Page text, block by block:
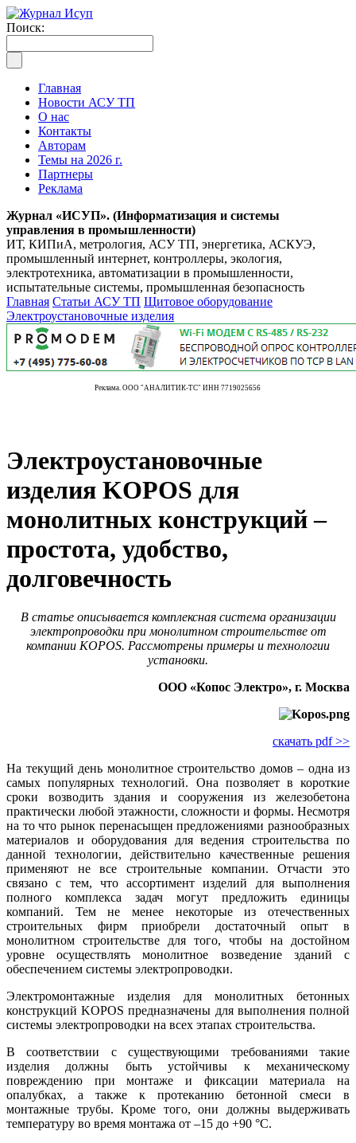
Поиск:
Главная
Новости АСУ ТП
О нас
Контакты
Авторам
Темы на 2026 г.
Партнеры
Реклама
Журнал «ИСУП». (Информатизация и системы
управления в промышленности)
ИТ, КИПиА, метрология, АСУ ТП, энергетика, АСКУЭ,
промышленный интернет, контроллеры, экология,
электротехника, автоматизации в промышленности,
испытательные системы, промышленная безопасность
Главная Статьи АСУ ТП Щитовое оборудование
Электроустановочные изделия
Реклама. ООО "АНАЛИТИК-ТС" ИНН 7719025656
Электроустановочные
изделия KOPOS для
монолитных конструкций –
простота, удобство,
долговечность
В статье описывается комплексная система организации
электропроводки при монолитном строительстве от
компании KOPOS. Рассмотрены примеры и технологии
установки.
ООО «Копос Электро», г. Москва
скачать pdf >>
На текущий день монолитное строительство домов – одна из
самых популярных технологий. Она позволяет в короткие
сроки возводить здания и сооружения из железобетона
практически любой этажности, сложности и формы. Несмотря
на то что рынок перенасыщен предложениями разнообразных
материалов и оборудования для ведения строительства по
данной технологии, действительно качественные решения
применяют не все строительные компании. Отчасти это
связано с тем, что ассортимент изделий для выполнения
полного комплекса задач могут предложить единицы
компаний. Тем не менее некоторые из отечественных
строительных фирм приобрели достаточный опыт в
монолитном строительстве для того, чтобы на достойном
уровне осуществлять монолитное возведение зданий с
обеспечением системы электропроводки.
Электромонтажные изделия для монолитных бетонных
конструкций KOPOS предназначены для выполнения полной
системы электропроводки на всех этапах строительства.
В соответствии с существующими требованиями такие
изделия должны быть устойчивы к механическому
повреждению при монтаже и фиксации материала на
опалубках, а также к протеканию бетонной смеси в
монтажные трубы. Кроме того, они должны выдерживать
температуру во время монтажа от –15 до +90 °C.